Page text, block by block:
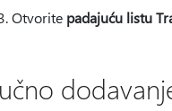
Otvorite padajuću listu